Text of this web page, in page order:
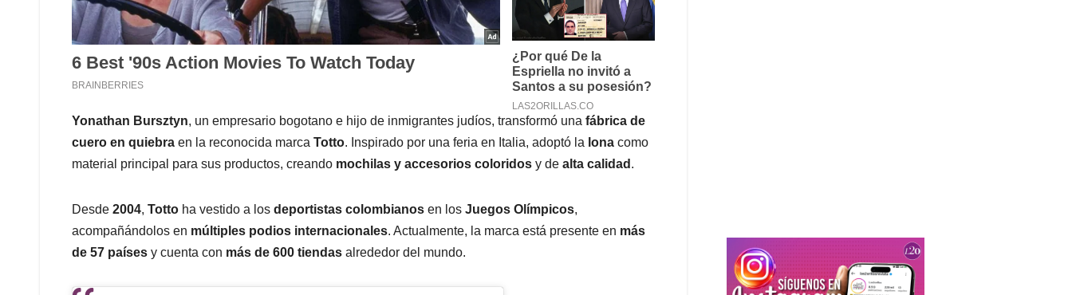
Yonathan Bursztyn, un empresario bogotano e hijo de inmigrantes judíos, transformó una fábrica de
cuero en quiebra en la reconocida marca Totto. Inspirado por una feria en Italia, adoptó la lona como
material principal para sus productos, creando mochilas y accesorios coloridos y de alta calidad .
Desde 2004, Totto ha vestido a los deportistas colombianos en los Juegos Olímpicos,
acompañándolos en múltiples podios internacionales. Actualmente, la marca está presente en más
de 57 países y cuenta con más de 600 tiendas alrededor del mundo.